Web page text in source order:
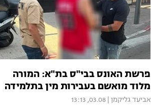
פרשת האונס בבי"ס בת"א: המורה
מלוד מואשם בעבירות מין בתלמידה
אביעד גליקמן 03.08, 13:13